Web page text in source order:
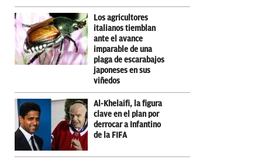
Los agricultores
italianos tiemblan
ante el avance
imparable de una
plaga de escarabajos
japoneses en sus
viñedos
Al-Khelaifi, la figura
clave en el plan por
derrocar a Infantino
de la FIFA